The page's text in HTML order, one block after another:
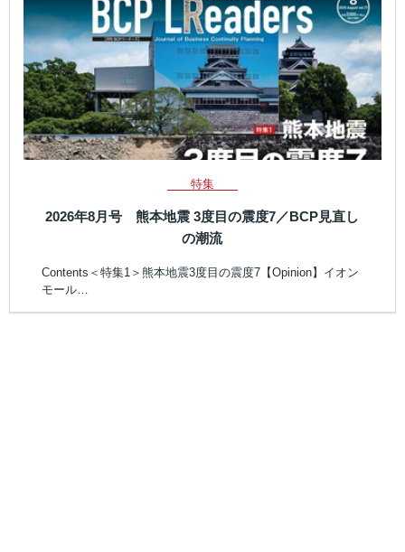
特集
2026年8月号 熊本地震 3度目の震度7／BCP見直し
の潮流
Contents＜特集1＞熊本地震3度目の震度7【Opinion】イオン
モール…